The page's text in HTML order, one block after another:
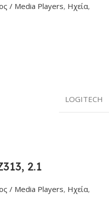
/ Media Players, Ηχεία,
LOGITECH
2.1
/ Media Players, Ηχεία,